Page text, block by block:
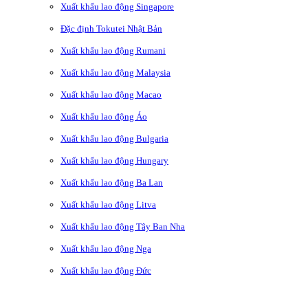
Xuất khẩu lao động Singapore
Đặc định Tokutei Nhật Bản
Xuất khẩu lao động Rumani
Xuất khẩu lao động Malaysia
Xuất khẩu lao động Macao
Xuất khẩu lao động Áo
Xuất khẩu lao động Bulgaria
Xuất khẩu lao động Hungary
Xuất khẩu lao động Ba Lan
Xuất khẩu lao động Litva
Xuất khẩu lao động Tây Ban Nha
Xuất khẩu lao động Nga
Xuất khẩu lao động Đức